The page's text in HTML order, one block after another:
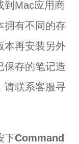
到Mac应用商
拥有不同的存
本再安装另外
保存的笔记造
请联系客服寻
下Command